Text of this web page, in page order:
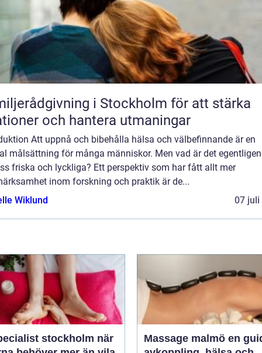
i Stockholm för att stärka
och hantera utmaningar
Att uppnå och bibehålla hälsa och välbefinnande är en
målsättning för många människor. Men vad är det
friska och lyckliga? Ett perspektiv som har fått allt mer
inom forskning och praktik är de...
Wiklund
07 juli
stockholm när
Massage malmö en guide till